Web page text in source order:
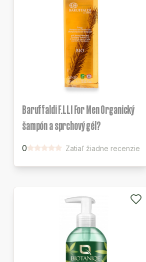
Baruffaldi F.LLI For Men Organický
šampón a sprchový gél?
0 Zatiaľ žiadne recenzie